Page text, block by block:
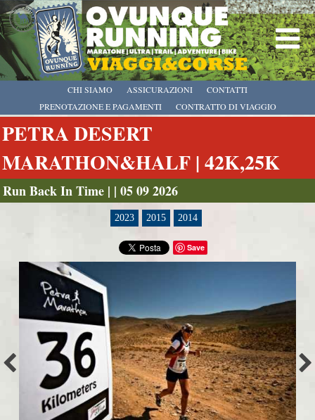
CHI SIAMO
PRENOTAZIONE E PAGAMENTI
CONTRATTO DI VIAGGIO
ASSICURAZIONI CONTATTI
PETRA DESERT
MARATHON&HALF | 42K,25K
Run Back In Time | | 05 09 2026
2023 2015 2014
Save